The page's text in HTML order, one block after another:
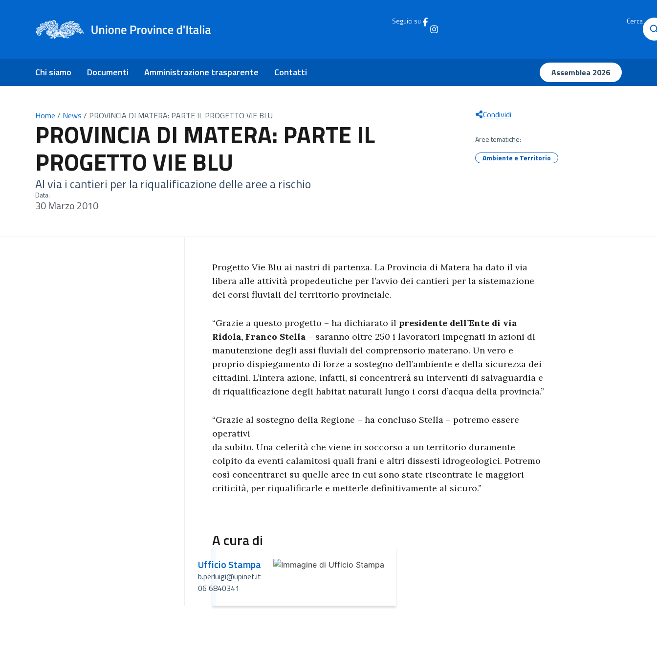
Seguici su Cerca
Chi siamo Documenti Amministrazione trasparente Contatti Assemblea 2026
Home / News / PROVINCIA DI MATERA: PARTE IL PROGETTO VIE BLU
PROVINCIA DI MATERA: PARTE IL
PROGETTO VIE BLU
Al via i cantieri per la riqualificazione delle aree a rischio
Data:
30 Marzo 2010
Condividi
Aree tematiche:
Ambiente e Territorio
Progetto Vie Blu ai nastri di partenza. La Provincia di Matera ha dato il via
libera alle attività propedeutiche per l’avvio dei cantieri per la sistemazione
dei corsi fluviali del territorio provinciale.
“Grazie a questo progetto – ha dichiarato il presidente dell’Ente di via
Ridola, Franco Stella – saranno oltre 250 i lavoratori impegnati in azioni di
manutenzione degli assi fluviali del comprensorio materano. Un vero e
proprio dispiegamento di forze a sostegno dell’ambiente e della sicurezza dei
cittadini. L’intera azione, infatti, si concentrerà su interventi di salvaguardia e
di riqualificazione degli habitat naturali lungo i corsi d’acqua della provincia.”
“Grazie al sostegno della Regione – ha concluso Stella – potremo essere
operativi
da subito. Una celerità che viene in soccorso a un territorio duramente
colpito da eventi calamitosi quali frani e altri dissesti idrogeologici. Potremo
così concentrarci su quelle aree in cui sono state riscontrate le maggiori
criticità, per riqualificarle e metterle definitivamente al sicuro.”
A cura di
Ufficio Stampa
b.perluigi@upinet.it
06 6840341